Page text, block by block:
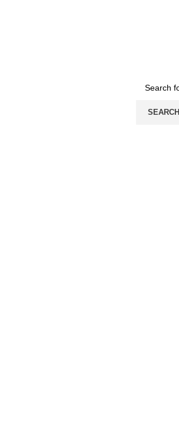
SEARCH